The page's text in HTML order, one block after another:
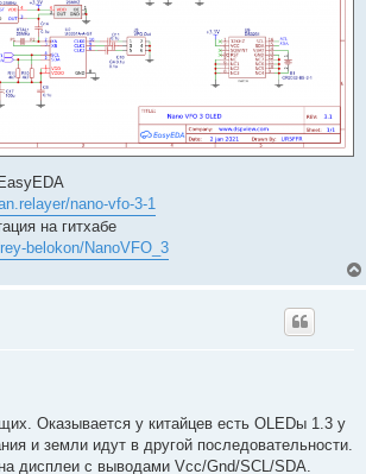
nano-vfo-3-1
на гитхабе
belokon/NanoVFO_3
Оказывается у китайцев есть OLEDы 1.3 у
и земли идут в другой последовательности.
дисплеи с выводами Vcc/Gnd/SCL/SDA.